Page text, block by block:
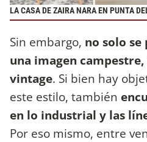
LA CASA DE ZAIRA NARA EN PUNTA
Sin embargo, no solo
una imagen
vintage. Si bien hay
este estilo, también
en lo industrial y las
Por eso mismo, entre